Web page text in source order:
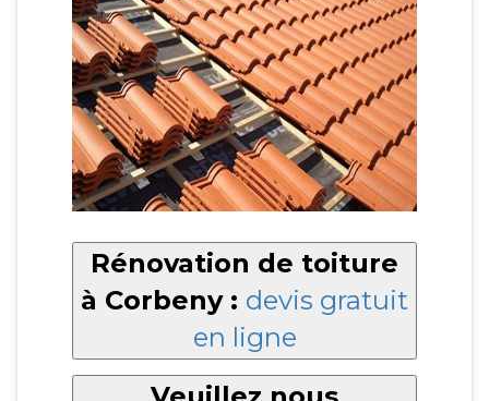
Rénovation de toiture
à Corbeny : devis gratuit
en ligne